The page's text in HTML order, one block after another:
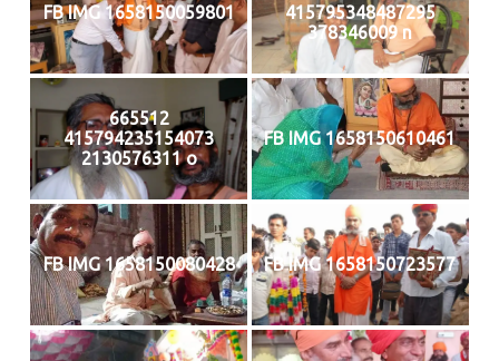
FB IMG 1658150059801
415795348487295
378346009 n
665512
415794235154073
2130576311 o
FB IMG 1658150610461
FB IMG 1658150080428 FB IMG 1658150723577